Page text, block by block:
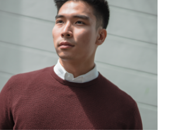
TWEET LINE EMAIL